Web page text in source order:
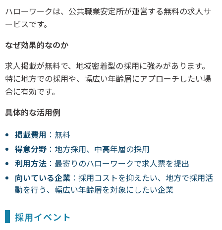
ハローワークは、公共職業安定所が運営する無料の求人サ
ービスです。
なぜ効果的なのか
求人掲載が無料で、地域密着型の採用に強みがあります。
特に地方での採用や、幅広い年齢層にアプローチしたい場
合に有効です。
具体的な活用例
掲載費用 ：無料
得意分野 ：地方採用、中高年層の採用
利用方法 ：最寄りのハローワークで求人票を提出
向いている企業 ：採用コストを抑えたい、地方で採用活
動を行う、幅広い年齢層を対象にしたい企業
採用イベント